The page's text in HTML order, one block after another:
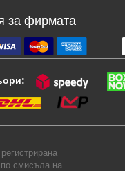
за фирмата
смисъла на